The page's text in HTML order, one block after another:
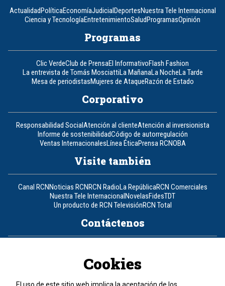
ActualidadPolíticaEconomíaJudicialDeportesNuestra Tele Internacional
Ciencia y TecnologíaEntretenimientoSaludProgramasOpinión
Programas
Clic VerdeClub de PrensaEl InformativoFlash Fashion
La entrevista de Tomás MosciattiLa MañanaLa NocheLa Tarde
Mesa de periodistasMujeres de AtaqueRazón de Estado
Corporativo
Responsabilidad SocialAtención al clienteAtención al inversionista
Informe de sostenibilidadCódigo de autorregulación
Ventas InternacionalesLínea ÉticaPrensa RCNOBA
Visite también
Canal RCNNoticias RCNRCN RadioLa RepúblicaRCN Comerciales
Nuestra Tele InternacionalNovelasFidesTDT
Un producto de RCN TelevisiónRCN Total
Contáctenos
Política de cookies
Cookies